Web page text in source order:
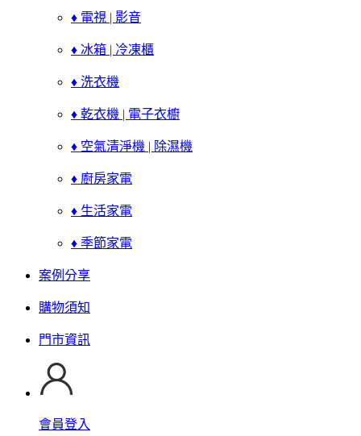
♦ 電視 | 影音
♦ 冰箱 | 冷凍櫃
♦ 洗衣機
♦ 乾衣機 | 電子衣櫥
♦ 空氣清淨機 | 除濕機
♦ 廚房家電
♦ 生活家電
♦ 季節家電
案例分享
購物須知
門市資訊
會員登入